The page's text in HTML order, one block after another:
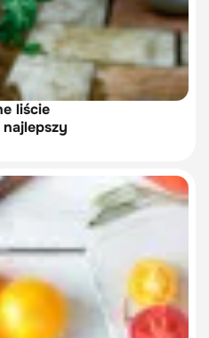
liście